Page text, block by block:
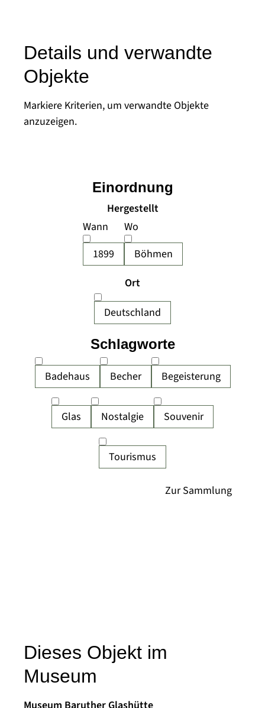
Details und verwandte
Objekte
Markiere Kriterien, um verwandte Objekte
anzuzeigen.
Hergestellt
Wann
1899
Wo
Böhmen
Ort
Deutschland
Badehaus Becher Begeisterung
Glas Nostalgie Souvenir
Tourismus
Einordnung
Schlagworte
Dieses Objekt im
Museum